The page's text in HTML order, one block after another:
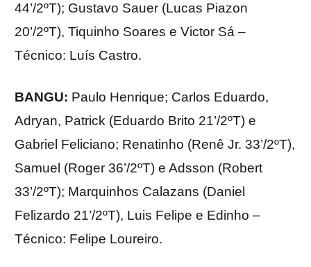
44’/2ºT); Gustavo Sauer (Lucas Piazon
20’/2ºT), Tiquinho Soares e Victor Sá –
Técnico: Luís Castro.
BANGU: Paulo Henrique; Carlos Eduardo,
Adryan, Patrick (Eduardo Brito 21’/2ºT) e
Gabriel Feliciano; Renatinho (Renê Jr. 33’/2ºT),
Samuel (Roger 36’/2ºT) e Adsson (Robert
33’/2ºT); Marquinhos Calazans (Daniel
Felizardo 21’/2ºT), Luis Felipe e Edinho –
Técnico: Felipe Loureiro.